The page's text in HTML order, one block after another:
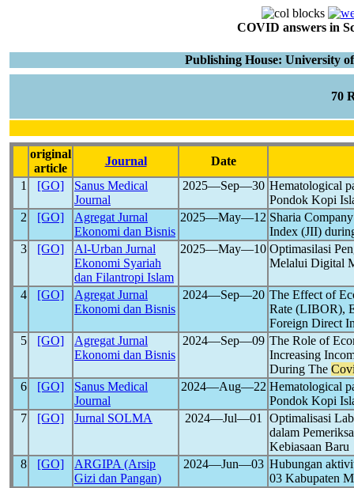
COVID answers in
Publishing House: University
70
original
article
Journal
Date
1
[GO]
Sanus Medical
Journal
2025―Sep―30 Hematological
Pondok Kopi
2
[GO]
Agregat Jurnal
Ekonomi dan Bisnis
2025―May―12 Sharia
Index (JII)
3
[GO]
Al-Urban Jurnal
Ekonomi Syariah
dan Filantropi Islam
2025―May―10 Optimasilasi
Melalui Digital
4 [GO]
Agregat Jurnal
Ekonomi dan Bisnis
2024―Sep―20 The Effect of
Rate (LIBOR),
Foreign Direct
5
[GO]
Agregat Jurnal
Ekonomi dan Bisnis
2024―Sep―09 The Role of
Increasing
During The
6
[GO]
Sanus Medical
Journal
2024―Aug―22 Hematological
Pondok Kopi
7
[GO] Jurnal SOLMA 2024―Jul―01
Optimalisasi
dalam
Kebiasaan Baru
8
[GO]
ARGIPA (Arsip
Gizi dan Pangan)
2024―Jun―03 Hubungan
03 Kabupaten